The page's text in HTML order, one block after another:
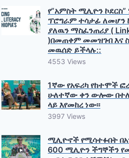
የ”አምስት ሚሊዮን ኮደርስ”
ፕሮግራም ተሳታፊ ለመሆን
ያለዉን ማስፈንጠሪያ (
)በመጠቀም መመዝገብ እና
መዉሰድ ይችላሉ::
4553 Views
1ኛው የአፍሪካ የከተሞች
ሁለተኛው ቀን ውሎው
ላይ እየመከረ ነው፡፡
3997 Views
ሚሊዮኖች የሚሳተፉበት
600 ሚሊዮን ችግኞችን